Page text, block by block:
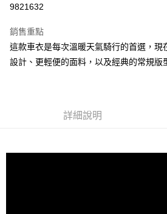
全家取貨付款
每筆NT$90
9821632
銷售重點
這款車衣是每次溫暖天氣騎行的首選，現
設計、更輕便的面料，以及經典的常規版
詳細說明